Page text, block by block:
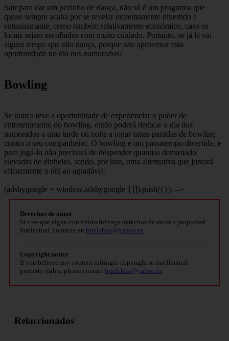
Sair para dar um pezinho de dança, não só é um programa que
quase sempre acaba por se revelar extremamente divertido e
entusiasmante, como também relativamente económico, caso os
locais sejam escolhidos com muito cuidado. Portanto, se já lá vai
algum tempo que não dança, porque não aproveitar esta
oportunidade no dia dos namorados?
Bowling
Se nunca teve a oportunidade de experienciar o poder de
entretenimento do bowling, então poderá dedicar o dia dos
namorados a uma tarde ou noite a jogar umas partidas de bowling
contra o seu companheiro. O bowling é um passatempo divertido, e
para jogá-lo não precisará de despender quantias demasiado
elevadas de dinheiro, sendo, por isso, uma alternativa que juntará
eficazmente o útil ao agradável.
(adsbygoogle = window.adsbygoogle || []).push({}); -->
Derechos de autor
Si cree que algún contenido infringe derechos de autor o propiedad
intelectual, contacte en bitelchux@yahoo.es
Copyright notice
If you believe any content infringes copyright or intellectual
property rights, please contact bitelchux@yahoo.es
Relaccionados